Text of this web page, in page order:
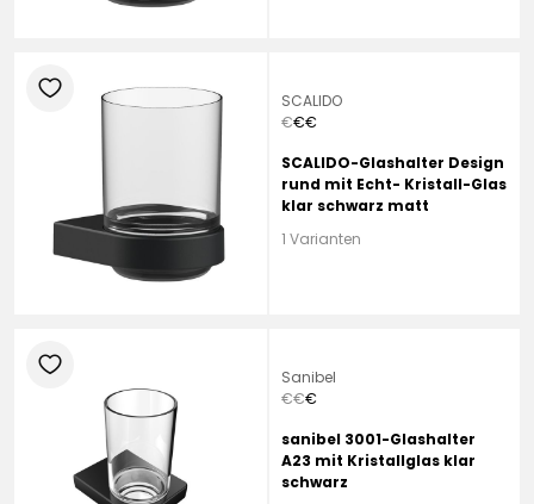
heart
SCALIDO
€€€
SCALIDO-Glashalter Design
rund mit Echt- Kristall-Glas
klar schwarz matt
1 Varianten
heart
Sanibel
€€€
sanibel 3001-Glashalter
A23 mit Kristallglas klar
schwarz